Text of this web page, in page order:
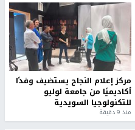
مركز إعلام النجاح يستضيف وفدًا
أكاديميًا من جامعة لوليو
للتكنولوجيا السويدية
منذ 9 دقيقة